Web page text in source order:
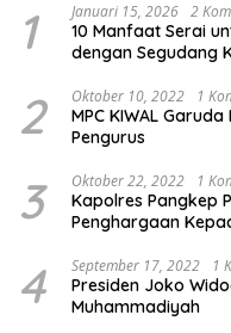
1 Januari 15, 2026 2
10 Manfaat Serai
dengan Segudang
2 Oktober 10, 2022 1
MPC KIWAL
Pengurus
3 Oktober 22, 2022 1
Kapolres Pangkep
Penghargaan
4 September 17, 2022 1
Presiden Joko
Muhammadiyah